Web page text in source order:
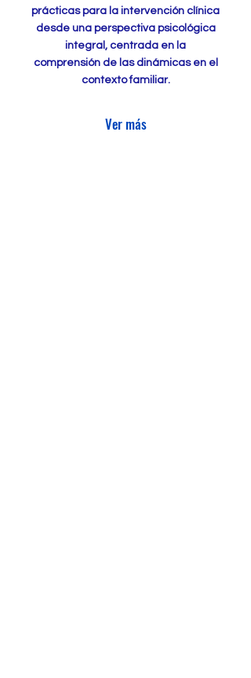
prácticas para la intervención clínica
desde una perspectiva psicológica
integral, centrada en la
comprensión de las dinámicas en el
contexto familiar.
Ver más